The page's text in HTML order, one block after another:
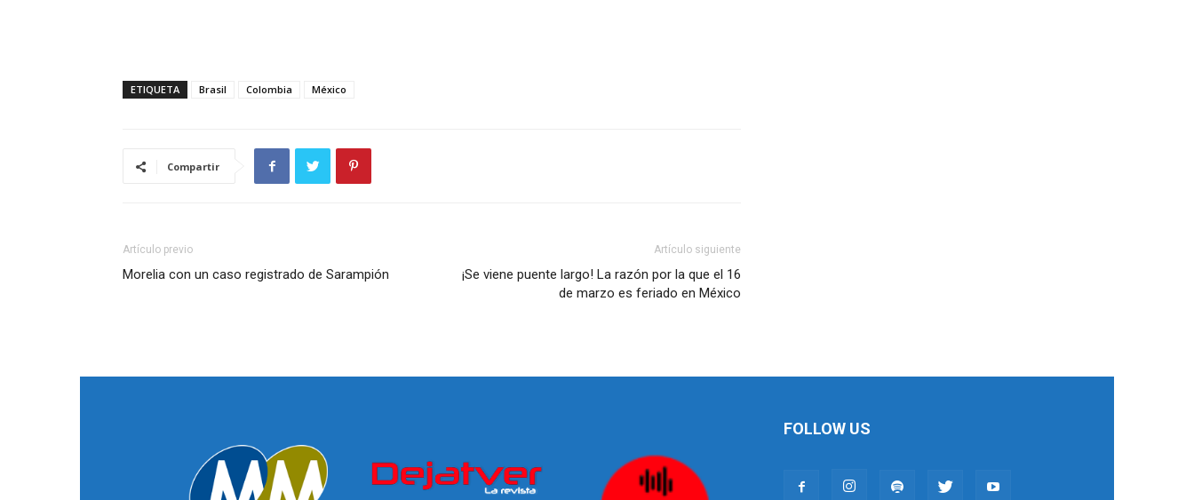
ETIQUETA Brasil Colombia México
Compartir
Artículo previo
Morelia con un caso registrado de Sarampión
Artículo siguiente
¡Se viene puente largo! La razón por la que el 16
de marzo es feriado en México
FOLLOW US